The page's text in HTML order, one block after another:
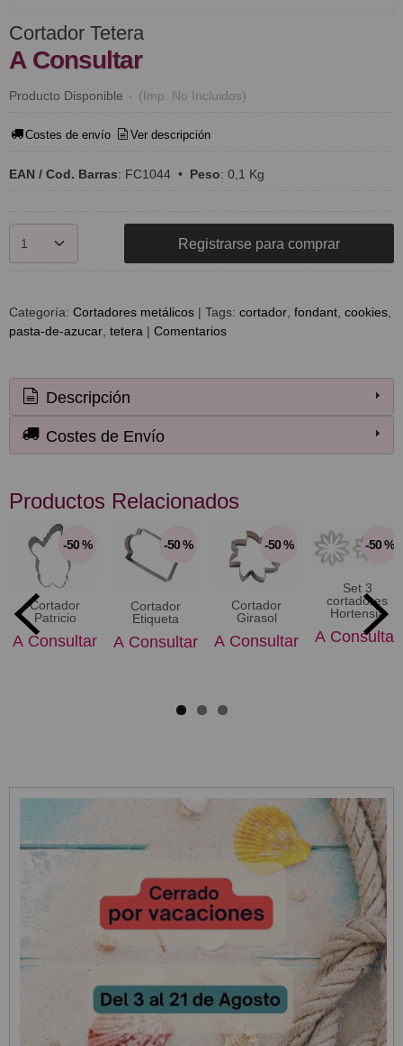
Cortador Tetera
A Consultar
Producto Disponible - (Imp. No Incluidos)
Costes de envío Ver descripción
EAN / Cod. Barras: FC1044 • Peso: 0,1 Kg
Registrarse para comprar
Categoría: Cortadores metálicos | Tags: cortador fondant cookies
pasta-de-azucar tetera | Comentarios
Descripción
Costes de Envío
Productos Relacionados
-50 %
Cortador
Patricio
A Consultar
-50 %
Cortador
Etiqueta
A Consultar
-50 %
Cortador
Girasol
A Consultar
-50 %
Set 3
cortadores
Hortensia
A Consultar